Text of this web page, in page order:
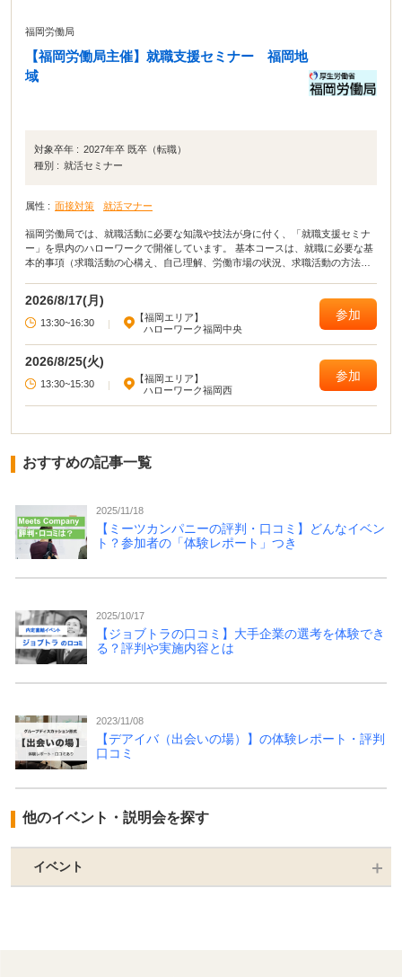
福岡労働局
【福岡労働局主催】就職支援セミナー 福岡地
域
対象卒年 : 2027年卒 既卒（転職）
種別 : 就活セミナー
属性 : 面接対策 就活マナー
福岡労働局では、就職活動に必要な知識や技法が身に付く、「就職支援セミナ
ー」を県内のハローワークで開催しています。 基本コースは、就職に必要な基
本的事項（求職活動の心構え、自己理解、労働市場の状況、求職活動の方法・
セミナーです。目的に合わせて、2種類のセミナーを開催しています。
2026/8/17(月)
13:30~16:30 |
【福岡エリア】
ハローワーク福岡中央
参加
2026/8/25(火)
13:30~15:30 |
【福岡エリア】
ハローワーク福岡西
参加
おすすめの記事一覧
2025/11/18
【ミーツカンパニーの評判・口コミ】どんなイベン
ト？参加者の「体験レポート」つき
2025/10/17
【ジョブトラの口コミ】大手企業の選考を体験でき
る？評判や実施内容とは
2023/11/08
【デアイバ（出会いの場）】の体験レポート・評判
口コミ
他のイベント・説明会を探す
イベント